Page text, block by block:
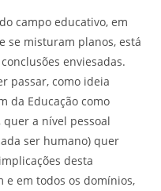
campo educativo, em
se misturam planos, está
enviesadas.
passar, como ideia
da Educação como
a nível pessoal
ser humano) quer
desta
e em todos os domínios,